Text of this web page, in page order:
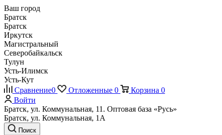
Ваш город
Братск
Братск
Иркутск
Магистральный
Северобайкальск
Тулун
Усть-Илимск
Усть-Кут
Сравнение0 Отложенные 0 Корзина 0
Войти
Братск, ул. Коммунальная, 11. Оптовая база «Русь»
Братск, ул. Коммунальная, 1А
Поиск